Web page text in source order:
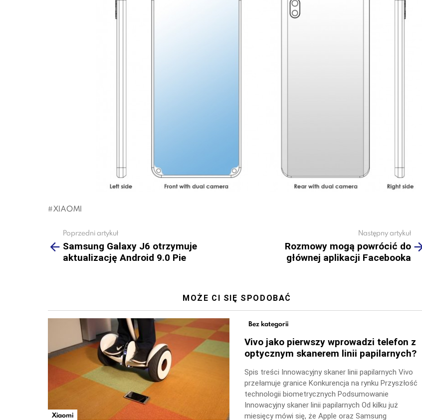
XIAOMI
more
Poprzedni artykuł
Samsung Galaxy J6 otrzymuje
aktualizację Android 9.0 Pie
Następny artykuł
Rozmowy mogą powrócić do
głównej aplikacji Facebooka
MOŻE CI SIĘ SPODOBAĆ
Xiaomi
Bez kategorii
Vivo jako pierwszy wprowadzi telefon z
optycznym skanerem linii papilarnych?
Spis treści Innowacyjny skaner linii papilarnych Vivo
przełamuje granice Konkurencja na rynku Przyszłość
technologii biometrycznych Podsumowanie
Innowacyjny skaner linii papilarnych Od kilku już
miesięcy mówi się, że Apple oraz Samsung